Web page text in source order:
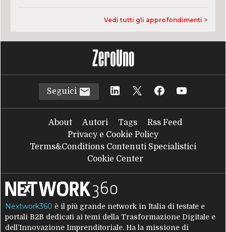
Vedi tutti gli approfondimenti >
Seguici
About Autori Tags
Rss Feed
Privacy e Cookie Policy
Terms&Conditions Contenuti Specialistici
Cookie Center
Nextwork360 è il più grande network in Italia di testate e
portali B2B dedicati ai temi della Trasformazione Digitale e
dell’Innovazione Imprenditoriale. Ha la missione di